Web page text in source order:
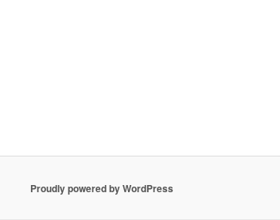
Proudly powered by WordPress